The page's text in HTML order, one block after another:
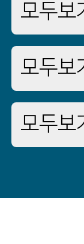
모두보
모두보
모두보